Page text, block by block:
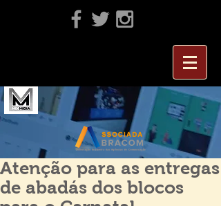
Atenção para as entregas
de abadás dos blocos